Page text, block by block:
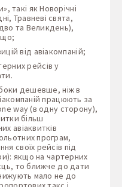
такі як Новорічні
Травневі свята,
та Великдень),
від авіакомпаній;
рейсів у
дешевше, ніж в
працюють за
way (в одну сторону),
більш
авіаквитків
програм,
своїх рейсів під
якщо на чартерних
то ближче до дати
мало не до